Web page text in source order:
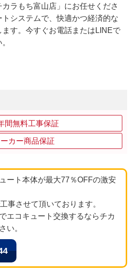
ラもち富山店」にお任せくださ
システムで、快適かつ経済的な
す。今すぐお電話またはLINEで
間無料工事保証
ーカー商品保証
ート本体が最大77％OFFの激安
事させて頂いております。
エコキュート交換するならチカ
い。